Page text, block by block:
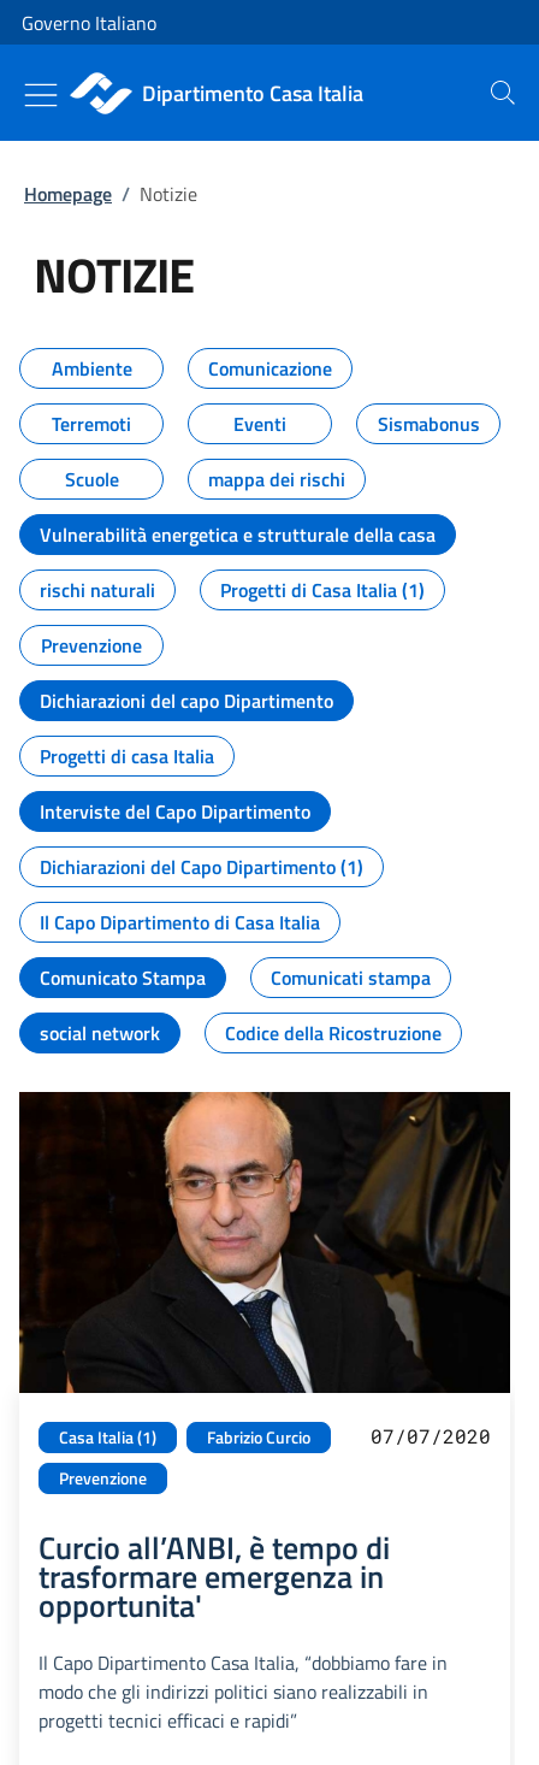
Vai al contenuto
Vai alla navigazione del sito
Governo Italiano
Dipartimento Casa Italia Cerca
Homepage / Notizie
NOTIZIE
Tutti i contenuti della pagina
Ambiente
Comunicazione
Terremoti
Eventi
Sismabonus
Scuole
mappa dei rischi
Vulnerabilità energetica e strutturale della casa
rischi naturali
Progetti di Casa Italia (1)
Prevenzione
Dichiarazioni del capo Dipartimento
Progetti di casa Italia
Interviste del Capo Dipartimento
Dichiarazioni del Capo Dipartimento (1)
Il Capo Dipartimento di Casa Italia
Comunicato Stampa
Comunicati stampa
social network
Codice della Ricostruzione
Casa Italia (1)
Fabrizio Curcio
Prevenzione
07/07/2020
Curcio all’ANBI, è tempo di
trasformare emergenza in
opportunita'
Il Capo Dipartimento Casa Italia, “dobbiamo fare in
modo che gli indirizzi politici siano realizzabili in
progetti tecnici efficaci e rapidi”